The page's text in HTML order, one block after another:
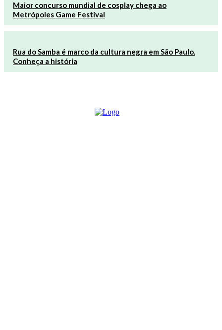
Maior concurso mundial de cosplay chega ao
Metrópoles Game Festival
Rua do Samba é marco da cultura negra em São Paulo.
Conheça a história